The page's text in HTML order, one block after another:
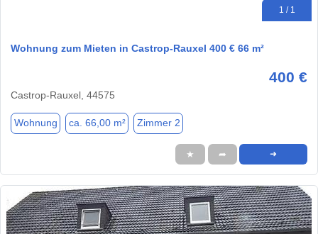
1 / 1
Wohnung zum Mieten in Castrop-Rauxel 400 € 66 m²
400 €
Castrop-Rauxel, 44575
Wohnung ca. 66,00 m² Zimmer 2
★ ➦ ➜